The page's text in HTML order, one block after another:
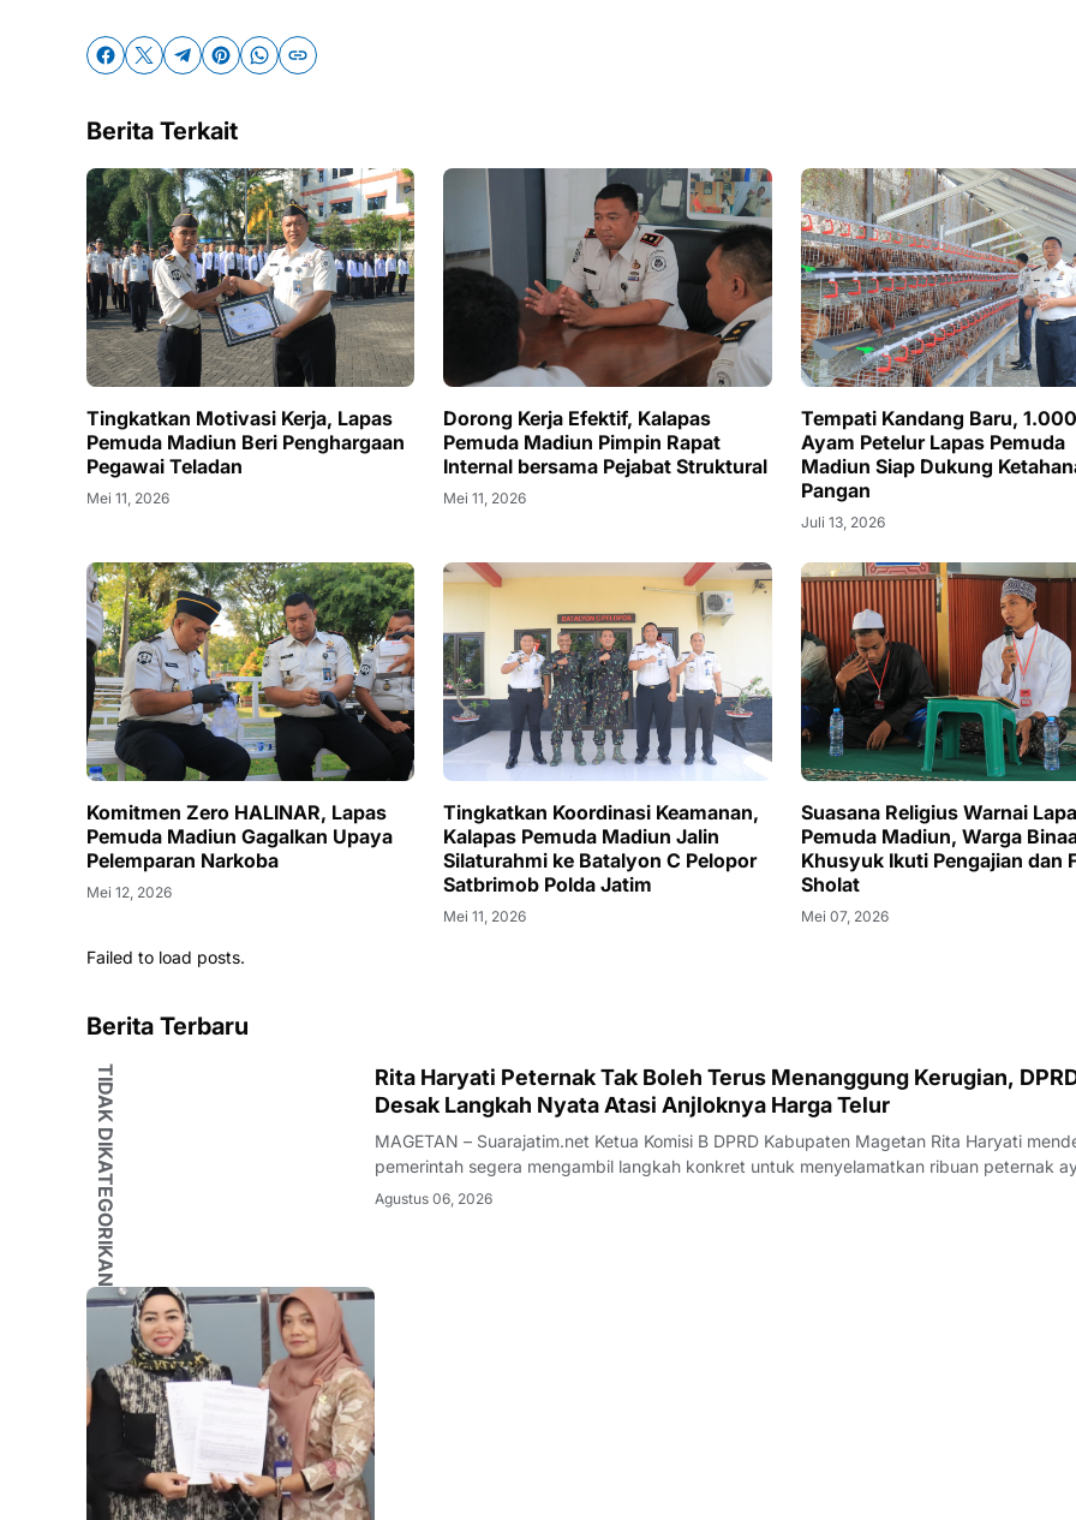
Berita Terkait
Tingkatkan Motivasi Kerja, Lapas
Pemuda Madiun Beri Penghargaan
Pegawai Teladan
Mei 11, 2026
Dorong Kerja Efektif, Kalapas
Pemuda Madiun Pimpin Rapat
Internal bersama Pejabat Struktural
Mei 11, 2026
Tempati Kandang Baru, 1.000
Ayam Petelur Lapas Pemuda
Madiun Siap Dukung
Pangan
Juli 13, 2026
Komitmen Zero HALINAR, Lapas
Pemuda Madiun Gagalkan Upaya
Pelemparan Narkoba
Mei 12, 2026
Tingkatkan Koordinasi Keamanan,
Kalapas Pemuda Madiun Jalin
Silaturahmi ke Batalyon C Pelopor
Satbrimob Polda Jatim
Mei 11, 2026
Suasana Religius Warnai
Pemuda Madiun, Warga
Khusyuk Ikuti Pengajian dan
Sholat
Mei 07, 2026
Failed to load posts.
Berita Terbaru
TIDAK DIKATEGORIKAN
Rita Haryati Peternak Tak Boleh Terus Menanggung Kerugian,
Desak Langkah Nyata Atasi Anjloknya Harga Telur
MAGETAN – Suarajatim.net Ketua Komisi B DPRD Kabupaten Magetan Rita Haryati
pemerintah segera mengambil langkah konkret untuk menyelamatkan ribuan peternak
petelur yang terdampak anjloknya harga telur. Menurutnya, kondisi tersebut tidak bisa
Agustus 06, 2026